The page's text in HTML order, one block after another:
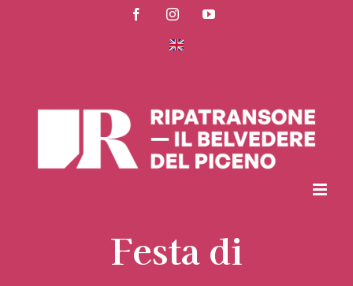
FacebookInstagramYouTube
Festa di